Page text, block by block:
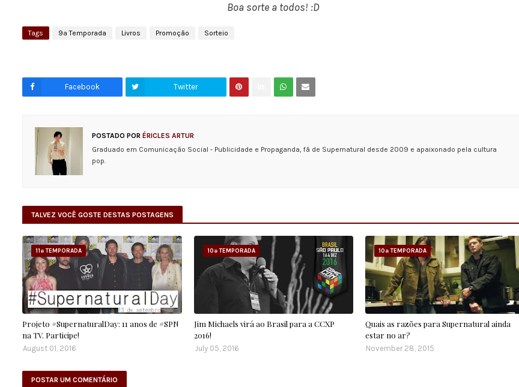
Boa sorte a todos! :D
Tags 9ª Temporada Livros Promoção Sorteio
Facebook Twitter
POSTADO POR ÉRICLES ARTUR
Graduado em Comunicação Social - Publicidade e Propaganda, fã de Supernatural desde 2009 e apaixonado pela cultura
pop.
TALVEZ VOCÊ GOSTE DESTAS POSTAGENS
11ª TEMPORADA
Projeto #SupernaturalDay: 11 anos de #SPN
na TV. Participe!
August 01, 2016
10ª TEMPORADA
Jim Michaels virá ao Brasil para a CCXP
2016!
July 05, 2016
10ª TEMPORADA
Quais as razões para Supernatural ainda
estar no ar?
November 28, 2015
POSTAR UM COMENTÁRIO